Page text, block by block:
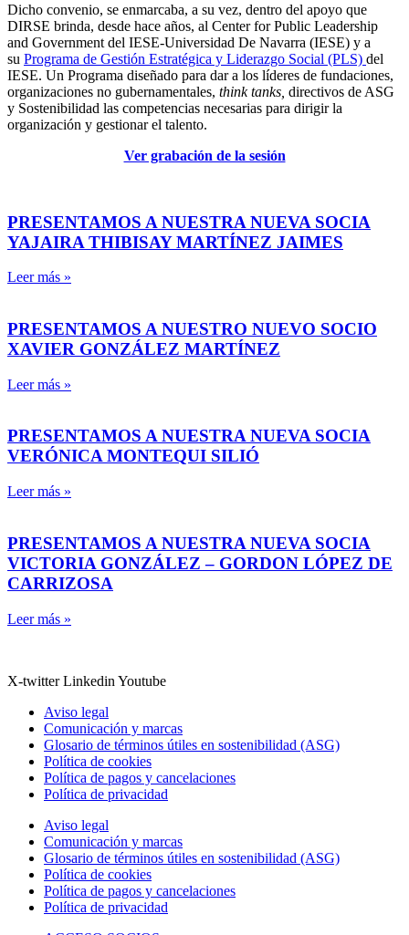
Dicho convenio, se enmarcaba, a su vez, dentro del apoyo que
DIRSE brinda, desde hace años, al Center for Public Leadership
and Government del IESE-Universidad De Navarra (IESE) y a
su Programa de Gestión Estratégica y Liderazgo Social (PLS) del
IESE. Un Programa diseñado para dar a los líderes de fundaciones,
organizaciones no gubernamentales, think tanks, directivos de ASG
y Sostenibilidad las competencias necesarias para dirigir la
organización y gestionar el talento.
Ver grabación de la sesión
PRESENTAMOS A NUESTRA NUEVA SOCIA
YAJAIRA THIBISAY MARTÍNEZ JAIMES
Leer más »
PRESENTAMOS A NUESTRO NUEVO SOCIO
XAVIER GONZÁLEZ MARTÍNEZ
Leer más »
PRESENTAMOS A NUESTRA NUEVA SOCIA
VERÓNICA MONTEQUI SILIÓ
Leer más »
PRESENTAMOS A NUESTRA NUEVA SOCIA
VICTORIA GONZÁLEZ – GORDON LÓPEZ DE
CARRIZOSA
Leer más »
X-twitter Linkedin Youtube
Aviso legal
Comunicación y marcas
Glosario de términos útiles en sostenibilidad (ASG)
Política de cookies
Política de pagos y cancelaciones
Política de privacidad
Aviso legal
Comunicación y marcas
Glosario de términos útiles en sostenibilidad (ASG)
Política de cookies
Política de pagos y cancelaciones
Política de privacidad